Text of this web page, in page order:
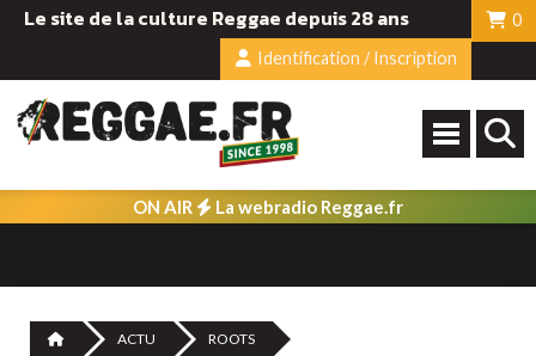
Le site de la culture Reggae depuis 28 ans
0
Identification / Inscription
ON AIR La webradio Reggae.fr
ACTU ROOTS